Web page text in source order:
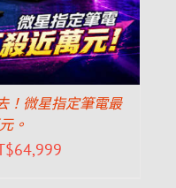
！微星指定筆電最
。
64,999